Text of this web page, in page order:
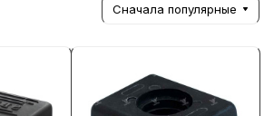
Сначала популярные